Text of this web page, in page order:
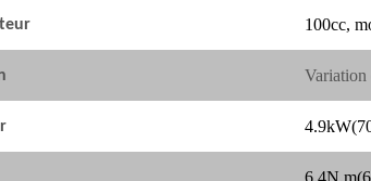
100cc,
Variation